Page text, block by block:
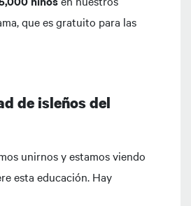
que es gratuito para las
de isleños del
unirnos y estamos viendo
esta educación. Hay